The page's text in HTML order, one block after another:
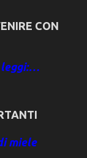
CON
leggi:…
miele